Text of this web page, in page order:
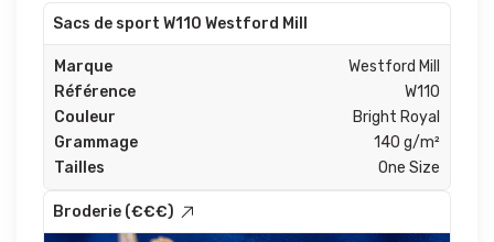
Sacs de sport W110 Westford Mill
Marque
Westford Mill
Référence
W110
Couleur
Bright Royal
Grammage
140 g/m²
Tailles
One Size
Broderie (€€€)